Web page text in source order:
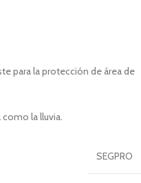
para la protección de área de
la lluvia.
SEGPRO